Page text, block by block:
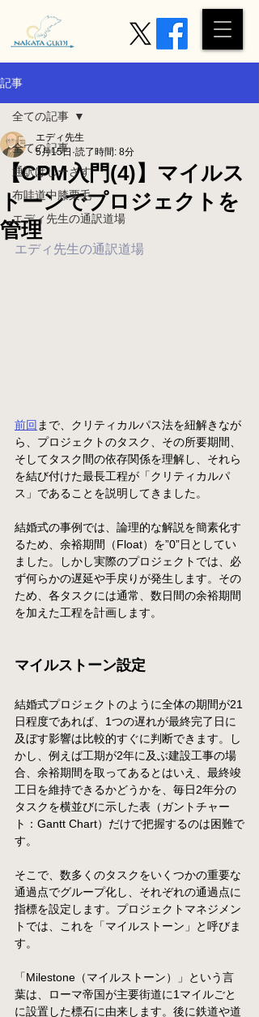
記事
全ての記事
通訳はじーざす
布哇道中膝栗毛
エディ先生の通訳道場
全ての記事
【CPM入門(4)】マイルス
トーンでプロジェクトを
管理
エディ先生
5月15日 読了時間: 8分
エディ先生の通訳道場
前回 まで、クリティカルパス法を紐解きなが
ら、プロジェクトのタスク、その所要期間、
そしてタスク間の依存関係を理解し、それら
を結び付けた最長工程が「クリティカルパ
ス」であることを説明してきました。
結婚式の事例では、論理的な解説を簡素化す
るため、余裕期間（Float）を”0”日としてい
ました。しかし実際のプロジェクトでは、必
ず何らかの遅延や手戻りが発生します。その
ため、各タスクには通常、数日間の余裕期間
を加えた工程を計画します。
マイルストーン設定
結婚式プロジェクトのように全体の期間が21
日程度であれば、1つの遅れが最終完了日に
及ぼす影響は比較的すぐに判断できます。し
かし、例えば工期が2年に及ぶ建設工事の場
合、余裕期間を取ってあるとはいえ、最終竣
工日を維持できるかどうかを、毎日2年分の
タスクを横並びに示した表（ガントチャー
ト：Gantt Chart）だけで把握するのは困難で
す。
そこで、数多くのタスクをいくつかの重要な
通過点でグループ化し、それぞれの通過点に
指標を設定します。プロジェクトマネジメン
トでは、これを「マイルストーン」と呼びま
す。
「Milestone（マイルストーン）」という言
葉は、ローマ帝国が主要街道に1マイルごと
に設置した標石に由来します。後に鉄道や道